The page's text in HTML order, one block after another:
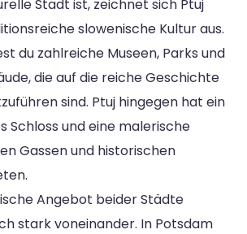
Stadt ist, zeichnet sich Ptuj
slowenische Kultur aus.
du zahlreiche Museen, Parks und
die auf die reiche Geschichte
sind. Ptuj hingegen hat ein
Schloss und eine malerische
Gassen und historischen
Angebot beider Städte
stark voneinander. In Potsdam